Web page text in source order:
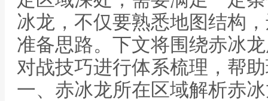
冰龙，不仅要熟悉地图结构
准备思路。下文将围绕赤冰
对战技巧进行体系梳理，帮
一、赤冰龙所在区域解析赤